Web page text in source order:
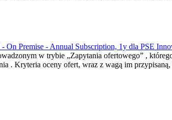
On Premise - Annual Subscription, 1y dla PSE
w trybie „Zapytania ofertowego” ,
. Kryteria oceny ofert, wraz z wagą im